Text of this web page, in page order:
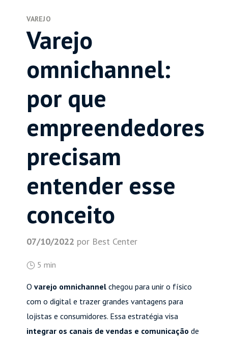
VAREJO
Varejo
omnichannel:
por que
empreendedores
precisam
entender esse
conceito
07/10/2022 por Best Center
5 min
Ovarejo omnichannel chegou para unir o físico
com o digital e trazer grandes vantagens para
lojistas e consumidores. Essa estratégia visa
integrar os canais de vendas e comunicação de